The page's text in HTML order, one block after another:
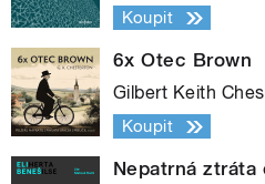
Koupit
6x Otec Brown
Gilbert Keith
Koupit
Nepatrná ztráta